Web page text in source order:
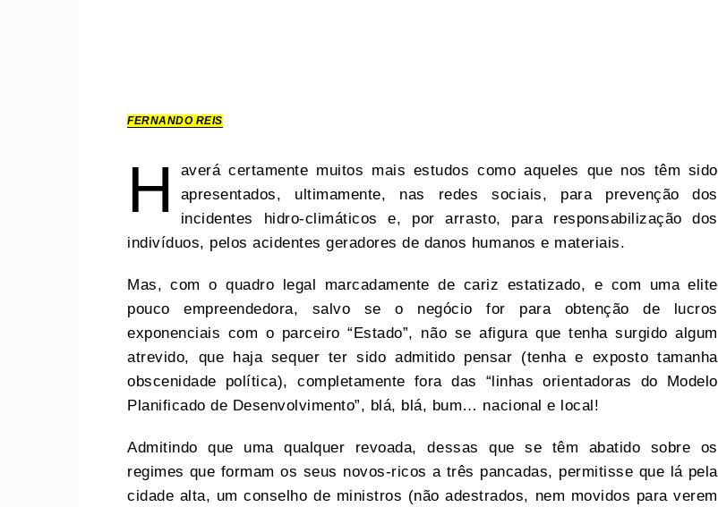
FERNANDO REIS
H
averá certamente muitos mais estudos como aqueles que nos têm sido
apresentados, ultimamente, nas redes sociais, para prevenção dos
incidentes hidro-climáticos e, por arrasto, para responsabilização dos
indivíduos, pelos acidentes geradores de danos humanos e materiais.
Mas, com o quadro legal marcadamente de cariz estatizado, e com uma elite
pouco empreendedora, salvo se o negócio for para obtenção de lucros
exponenciais com o parceiro “Estado”, não se afigura que tenha surgido algum
atrevido, que haja sequer ter sido admitido pensar (tenha e exposto tamanha
obscenidade política), completamente fora das “linhas orientadoras do Modelo
Planificado de Desenvolvimento”, blá, blá, bum… nacional e local!
Admitindo que uma qualquer revoada, dessas que se têm abatido sobre os
regimes que formam os seus novos-ricos a três pancadas, permitisse que lá pela
cidade alta, um conselho de ministros (não adestrados, nem movidos para verem